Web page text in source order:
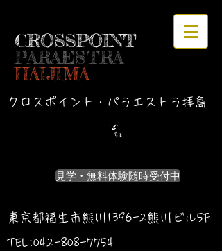
CROSSPOINT
PARAESTRA
HAIJIMA
クロスポイント・パラエストラ拝島
見学・無料体験随時受付中
東京都福生市熊川1396-2熊川ビル5F
TEL:042-808-7754